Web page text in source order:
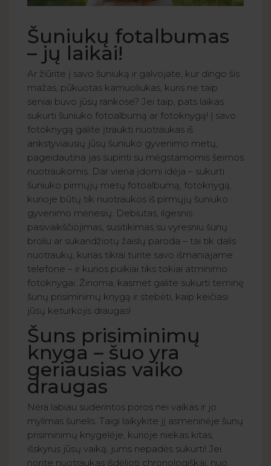
Šuniukų fotalbumas
– jų laikai!
Ar žiūrite į savo šuniuką ir galvojate, kur dingo šis
mažas, pūkuotas kamuoliukas, kuris ne taip
seniai buvo jūsų rankose? Jei taip, pats laikas
sukurti šuniuko fotoalbumą ar fotoknygą! Į savo
fotoknygą galite įtraukti nuotraukas iš
ankstyviausių jūsų šuniuko gyvenimo metų,
pageidautina jas supinti su mėgstamomis šeimos
nuotraukomis. Dar viena įdomi idėja – sukurti
šuniuko pirmųjų metų fotoalbumą, fotoknygą,
kurioje būtų tik nuotraukos iš pirmųjų šuniuko
gyvenimo mėnesių. Debiutas, ilgesnis
pasivaikščiojimas, susitikimas su vyresniu šunų
broliu ar sukandžiotų žaislų paroda – tai tik dalis
nuotraukų, kurias tikrai turite savo išmaniajame
telefone – ir kurios puikiai tiks tokiai atminimo
fotoknygai. Žinoma, kasmet galite sukurti teminę
šunų prisiminimų knygą ir stebėti, kaip keičiasi
jūsų keturkojis draugas!
Šuns prisiminimų
knyga – šuo yra
geriausias vaiko
draugas
Nėra labiau suderintos poros nei vaikas ir jo
mylimas šunelis. Taigi laikykite jį asmeninėje šunų
prisiminimų knygelėje, kurioje niekas kitas,
išskyrus jūsų vaiką, jums nepadės sukurti! Jei
norite nuotraukas išdėlioti chronologiškai, nuo